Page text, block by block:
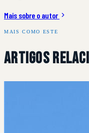
Mais sobre o autor
MAIS COMO ESTE
Artigos